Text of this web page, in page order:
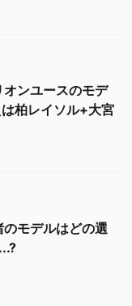
オンユースのモデ
柏レイソル+大宮
のモデルはどの選